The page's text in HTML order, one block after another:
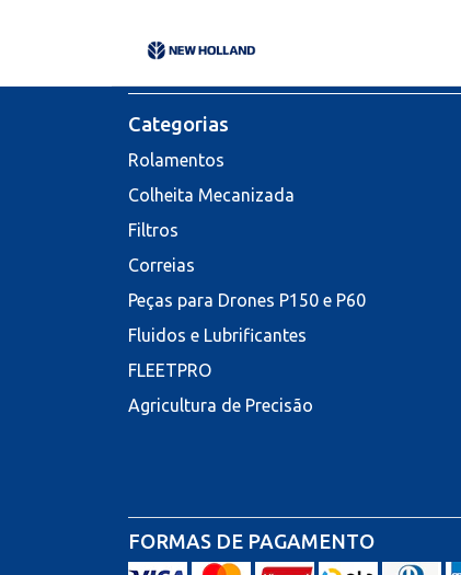
Categorias
Rolamentos
Colheita Mecanizada
Filtros
Correias
Peças para Drones P150 e P60
Fluidos e Lubrificantes
FLEETPRO
Agricultura de Precisão
FORMAS DE PAGAMENTO